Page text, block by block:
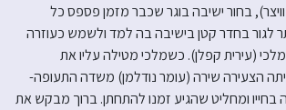
בחור ישיבה בוגר שכבר מזמן פספס כל
לגור בחדר קטן בישיבה בה למד ולשמש כעוזרה
(עירית קפלן). כשמלכי מטילה עליו את
הצעירה שירה (עומר נודלמן) משדה התעופה-
ומחליט שהגיע זמנו להתחתן. ברוך מבקש את